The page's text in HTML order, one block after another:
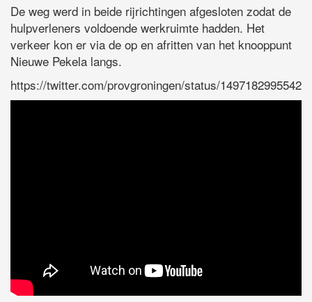
De weg werd in beide rijrichtingen afgesloten zodat de
hulpverleners voldoende werkruimte hadden. Het
verkeer kon er via de op en afritten van het knooppunt
Nieuwe Pekela langs.
https://twitter.com/provgroningen/status/